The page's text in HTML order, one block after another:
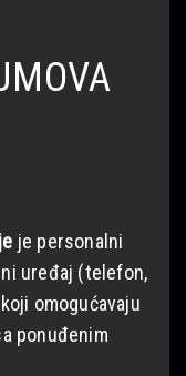
je personalni
uređaj (telefon,
omogućavaju
ponuđenim